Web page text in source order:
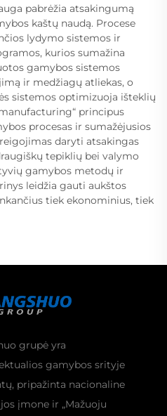
pabrėžia atsakingumą
kaštų naudą. Procese
lydymo sistemos ir
kurios sumažina
gamybos sistemos
ir medžiagų atliekas, o
sistemos optimizuoja išteklių
principus
procesas ir sumažėjusios
daryti atsakingas
tepiklių bei valymo
gamybos metodų ir
leidžia gauti aukštos
tiek ekonominius, tiek
grupė yra
gamybos srityje
pripažinta nacionaline
įmone ir „Mažuoju